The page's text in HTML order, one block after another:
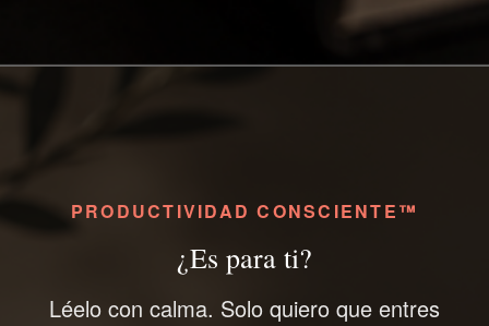
PRODUCTIVIDAD CONSCIENTE™
¿Es para ti?
Léelo con calma. Solo quiero que entres